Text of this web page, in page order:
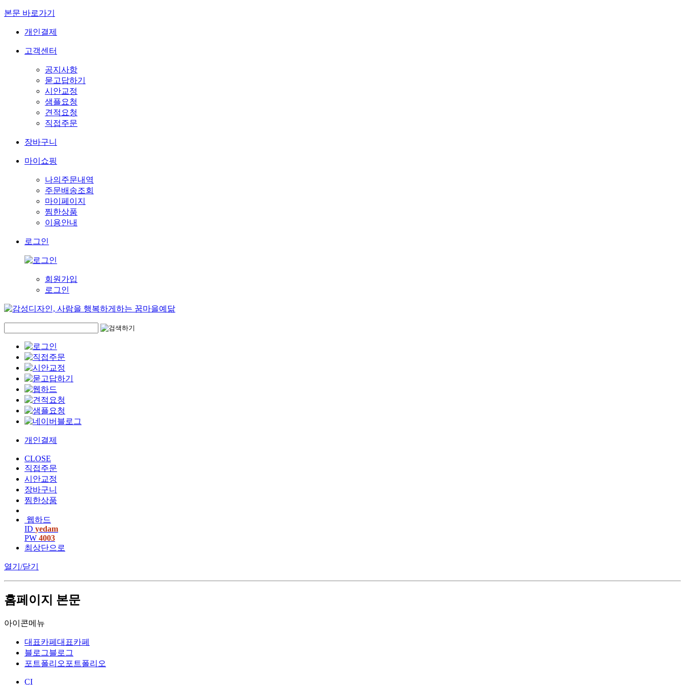
본문 바로가기
개인결제
고객센터
공지사항
묻고답하기
시안교정
샘플요청
견적요청
직접주문
장바구니
마이쇼핑
나의주문내역
주문배송조회
마이페이지
찜한상품
이용안내
로그인
회원가입
로그인
개인결제
CLOSE
직접주문
시안교정
장바구니
찜한상품
웹하드
ID yedam
PW 4003
최상단으로
열기/닫기
홈페이지 본문
아이콘메뉴
대표카페 대표카페
블로그블로그
포트폴리오 포트폴리오
CI